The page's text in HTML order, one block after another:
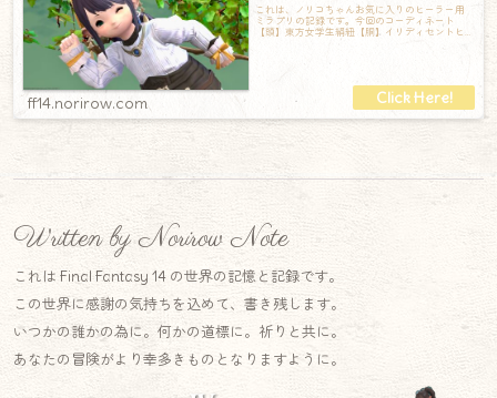
これは、ノリコちゃんお気に入りのヒーラー用
ミラプリの記録です。今回のコーディネート
【頭】東方女学生絹紐【胴】イリディセントヒ
ーラートップス【手】メイドリストドレスEX【
ff14.norirow.com
Written by Norirow Note
これは Final Fantasy 14 の世界の記憶と記録です。
この世界に感謝の気持ちを込めて、書き残します。
いつかの誰かの為に。何かの道標に。祈りと共に。
あなたの冒険がより幸多きものとなりますように。